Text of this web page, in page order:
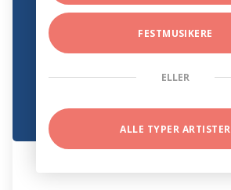
FESTMUSIKERE
ELLER
ALLE TYPER ARTISTER